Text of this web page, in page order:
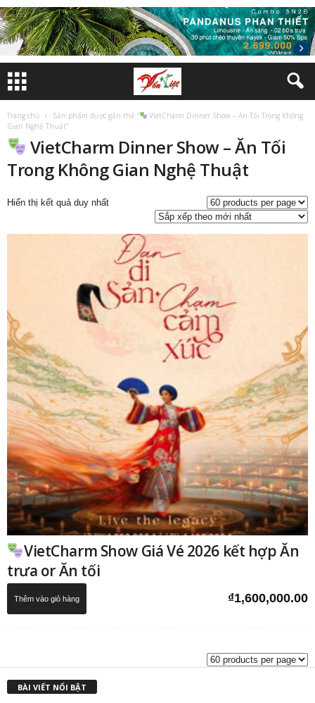
Trang chủ Sản phẩm được gắn thẻ “
VietCharm Dinner Show – Ăn Tối Trong Không
Gian Nghệ Thuật”
VietCharm Dinner Show – Ăn Tối
Trong Không Gian Nghệ Thuật
Hiển thị kết quả duy nhất
VietCharm Show Giá Vé 2026 kết hợp Ăn
trưa or Ăn tối
₫1,600,000.00
Thêm vào giỏ hàng
BÀI VIẾT NỔI BẬT